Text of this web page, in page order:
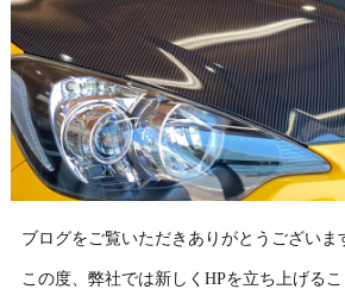
ブログをご覧いただきありがとうございま
この度、弊社では新しくHPを立ち上げるこ